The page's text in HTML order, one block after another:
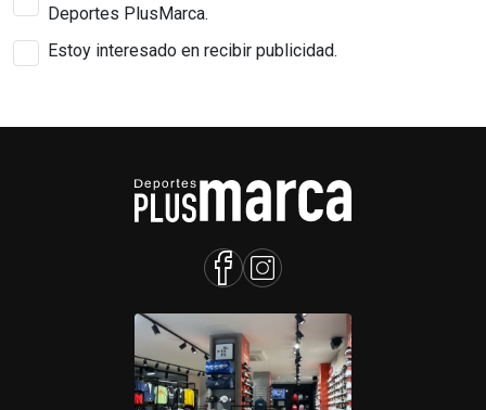
Deportes PlusMarca.
Estoy interesado en recibir publicidad.